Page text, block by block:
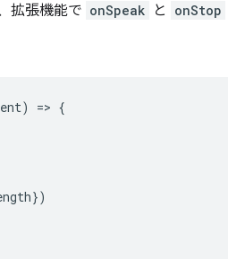
拡張機能で onSpeak と onStop
) => {
})